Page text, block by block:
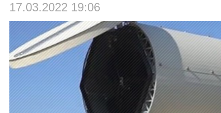
17.03.2022 19:06